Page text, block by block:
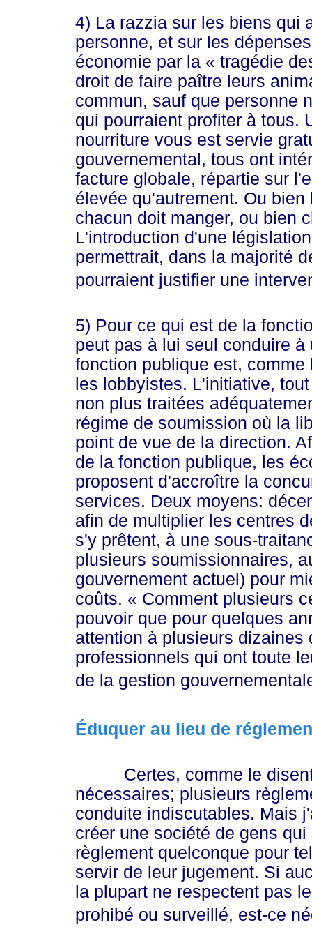
4) La razzia sur les biens qui
personne, et sur les
économie par la « tragédie
droit de faire paître leurs
commun, sauf que personne
qui pourraient profiter à tous.
nourriture vous est servie
gouvernemental, tous ont
facture globale, répartie sur
élevée qu'autrement. Ou
chacun doit manger, ou bien
L'introduction d'une
permettrait, dans la majorité
pourraient justifier une
5) Pour ce qui est de la
peut pas à lui seul conduire
fonction publique est,
les lobbyistes. L'initiative,
non plus traitées
régime de soumission où la
point de vue de la direction.
de la fonction publique, les
proposent d'accroître la
services. Deux moyens:
afin de multiplier les centres
s'y prêtent, à une sous-
plusieurs soumissionnaires,
gouvernement actuel) pour
coûts. « Comment plusieurs
pouvoir que pour quelques
attention à plusieurs
professionnels qui ont toute
de la gestion gouvernementa
Éduquer au lieu de
Certes, comme le disent
nécessaires; plusieurs
conduite indiscutables. Mais
créer une société de gens
règlement quelconque pour
servir de leur jugement. Si
la plupart ne respectent pas
prohibé ou surveillé, est-ce